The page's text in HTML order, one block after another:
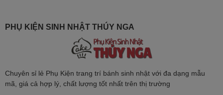
PHỤ KIỆN SINH NHẬT THÚY NGA
Chuyên sỉ lẻ Phụ Kiện trang trí bánh sinh nhật với đa dạng mẫu
mã, giá cả hợp lý, chất lượng tốt nhất trên thị trường